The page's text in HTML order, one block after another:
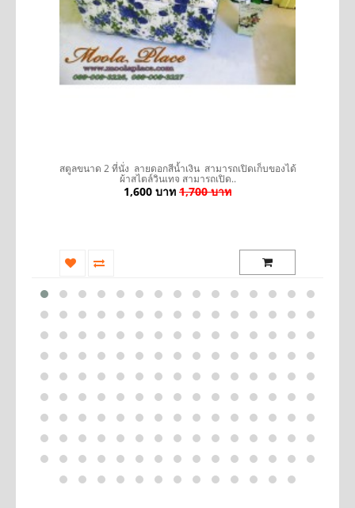
สตูลขนาด 2 ที่นั่ง ลายดอกสีน้ำเงิน สามารถเปิดเก็บของได้
ผ้าสไตล์วินเทจ สามารถเปิด..
1,600 บาท 1,700 บาท